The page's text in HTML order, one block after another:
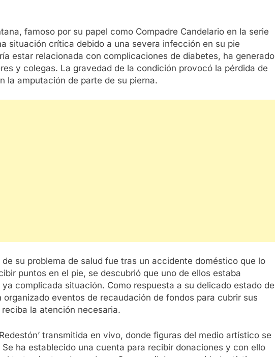
famoso por su papel como Compadre Candelario en la serie
situación crítica debido a una severa infección en su pie
estar relacionada con complicaciones de diabetes, ha generado
y colegas. La gravedad de la condición provocó la pérdida de
la amputación de parte de su pierna.
su problema de salud fue tras un accidente doméstico que lo
puntos en el pie, se descubrió que uno de ellos estaba
complicada situación. Como respuesta a su delicado estado de
eventos de recaudación de fondos para cubrir sus
la atención necesaria.
transmitida en vivo, donde figuras del medio artístico se
ha establecido una cuenta para recibir donaciones y con ello